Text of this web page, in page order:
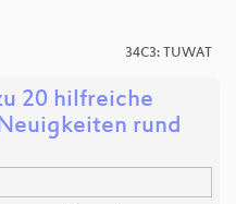
34C3: TUWAT
20 hilfreiche
rund